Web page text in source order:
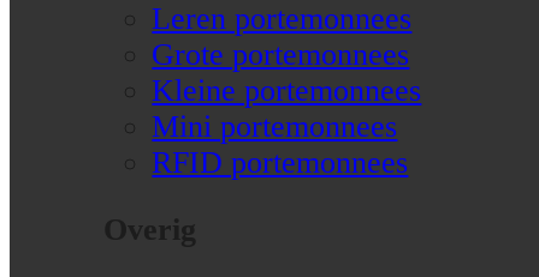
Leren portemonnees
Grote portemonnees
Kleine portemonnees
Mini portemonnees
RFID portemonnees
Overig